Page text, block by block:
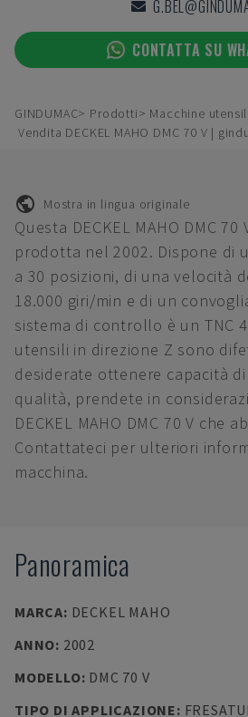
CONTATTA SU
GINDUMAC Prodotti
Macchine utensili
Vendita DECKEL MAHO DMC 70 V |
Mostra in lingua originale
Questa DECKEL MAHO DMC
prodotta nel 2002. Dispone di
a 30 posizioni, di una velocità
18.000 giri/min e di un
sistema di controllo è un TNC
utensili in direzione Z sono
desiderate ottenere capacità
qualità, prendete in
DECKEL MAHO DMC 70 V che
Contattateci per ulteriori
macchina.
Panoramica
MARCA: DECKEL MAHO
ANNO: 2002
MODELLO: DMC 70 V
TIPO DI APPLICAZIONE: